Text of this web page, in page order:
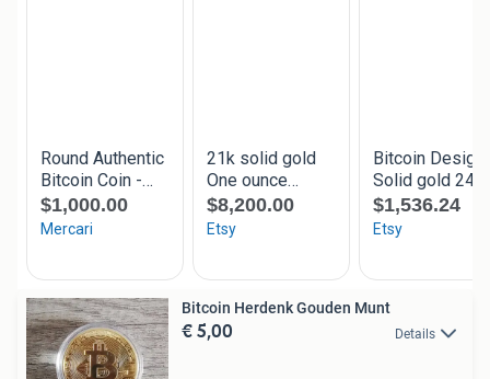
Bitcoin Herdenk Gouden Munt
€ 5,00 Details